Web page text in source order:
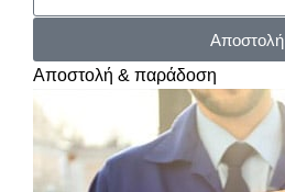
Αποστολή
Αποστολή & παράδοση